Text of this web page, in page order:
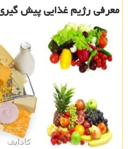
معرفی رژیم غذایی پیش